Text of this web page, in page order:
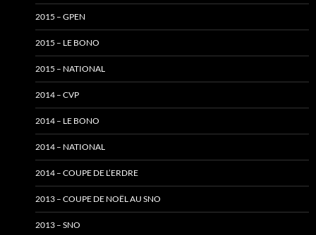
2015 – GPEN
2015 – LE BONO
2015 – NATIONAL
2014 – CVP
2014 – LE BONO
2014 – NATIONAL
2014 – COUPE DE L’ERDRE
2013 – COUPE DE NOËL AU SNO
2013 – SNO